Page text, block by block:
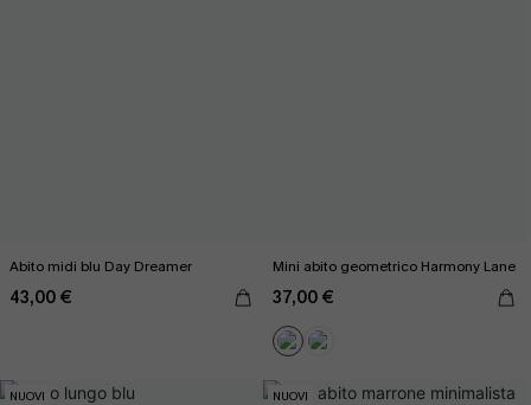
Abito midi blu Day Dreamer
43,00 €
Mini abito geometrico Harmony Lane
37,00 €
NUOVI NUOVI